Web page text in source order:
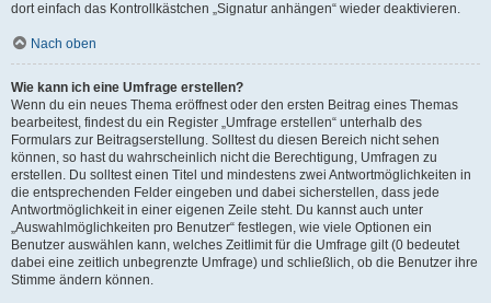
dort einfach das Kontrollkästchen „Signatur anhängen“ wieder deaktivieren.
Nach oben
Wie kann ich eine Umfrage erstellen?
Wenn du ein neues Thema eröffnest oder den ersten Beitrag eines Themas
bearbeitest, findest du ein Register „Umfrage erstellen“ unterhalb des
Formulars zur Beitragserstellung. Solltest du diesen Bereich nicht sehen
können, so hast du wahrscheinlich nicht die Berechtigung, Umfragen zu
erstellen. Du solltest einen Titel und mindestens zwei Antwortmöglichkeiten in
die entsprechenden Felder eingeben und dabei sicherstellen, dass jede
Antwortmöglichkeit in einer eigenen Zeile steht. Du kannst auch unter
„Auswahlmöglichkeiten pro Benutzer“ festlegen, wie viele Optionen ein
Benutzer auswählen kann, welches Zeitlimit für die Umfrage gilt (0 bedeutet
dabei eine zeitlich unbegrenzte Umfrage) und schließlich, ob die Benutzer ihre
Stimme ändern können.